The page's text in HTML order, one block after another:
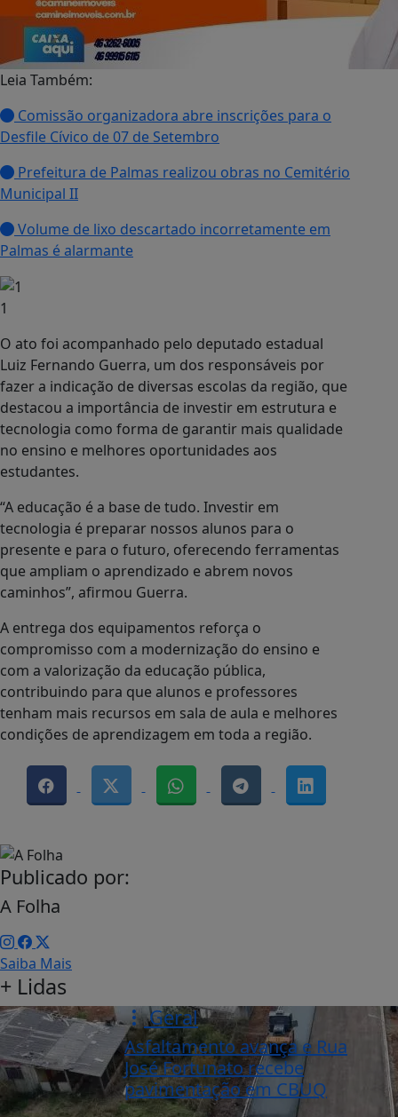
Leia Também:
Comissão organizadora abre inscrições para o
Desfile Cívico de 07 de Setembro
Prefeitura de Palmas realizou obras no Cemitério
Municipal II
Volume de lixo descartado incorretamente em
Palmas é alarmante
1
O ato foi acompanhado pelo deputado estadual
Luiz Fernando Guerra, um dos responsáveis por
fazer a indicação de diversas escolas da região, que
destacou a importância de investir em estrutura e
tecnologia como forma de garantir mais qualidade
no ensino e melhores oportunidades aos
estudantes.
“A educação é a base de tudo. Investir em
tecnologia é preparar nossos alunos para o
presente e para o futuro, oferecendo ferramentas
que ampliam o aprendizado e abrem novos
caminhos”, afirmou Guerra.
A entrega dos equipamentos reforça o
compromisso com a modernização do ensino e
com a valorização da educação pública,
contribuindo para que alunos e professores
tenham mais recursos em sala de aula e melhores
condições de aprendizagem em toda a região.
Publicado por:
A Folha
Saiba Mais
+ Lidas
Geral
Asfaltamento avança e Rua
José Fortunato recebe
pavimentação em CBUQ